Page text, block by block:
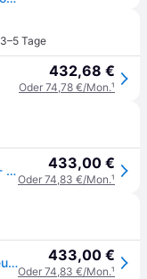
3–5 Tage
432,68 €
Oder 74,78 €/Mon.¹
Glo-Ball C1 Deckenleuchte White - Flos - Wohnzimmer - Design - Glas - Kugel 433,00 €
Oder 74,83 €/Mon.¹
Flos Glo-ball C1 Deckenlampe - Hängeleuchten Glas Weiß - F3023000 433,00 €
Oder 74,83 €/Mon.¹